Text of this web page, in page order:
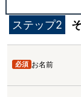
ステップ2
お名前
必須